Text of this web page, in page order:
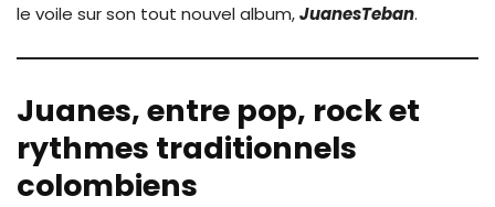
le voile sur son tout nouvel album,JuanesTeban.
Juanes, entre pop, rock et
rythmes traditionnels
colombiens